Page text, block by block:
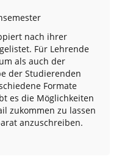
nach ihrer
Für Lehrende
als auch der
der Studierenden
Formate
es die Möglichkeiten
zukommen zu lassen
anzuschreiben.